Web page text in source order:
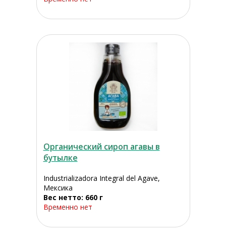
Органический сироп агавы в
бутылке
Industrializadora Integral del Agave,
Мексика
Вес нетто: 660 г
Временно нет